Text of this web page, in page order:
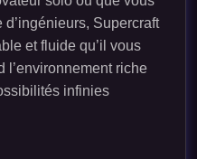
Supercraft
et fluide qu’il vous
l’environnement riche
infinies